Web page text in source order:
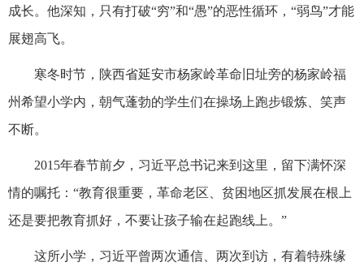
成长。他深知，只有打破“穷”和“愚”的恶性循环，“弱鸟”才能
展翅高飞。
寒冬时节，陕西省延安市杨家岭革命旧址旁的杨家岭福
州希望小学内，朝气蓬勃的学生们在操场上跑步锻炼、笑声
不断。
2015年春节前夕，习近平总书记来到这里，留下满怀深
情的嘱托：“教育很重要，革命老区、贫困地区抓发展在根上
还是要把教育抓好，不要让孩子输在起跑线上。”
这所小学，习近平曾两次通信、两次到访，有着特殊缘